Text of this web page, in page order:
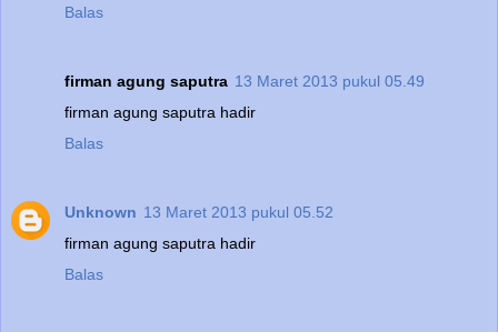
Balas
firman agung saputra 13 Maret 2013 pukul 05.49
firman agung saputra hadir
Balas
Unknown 13 Maret 2013 pukul 05.52
firman agung saputra hadir
Balas